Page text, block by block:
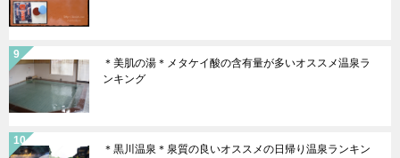
＊美肌の湯＊メタケイ酸の含有量が多いオススメ温泉ラ
ンキング
＊黒川温泉＊泉質の良いオススメの日帰り温泉ランキン